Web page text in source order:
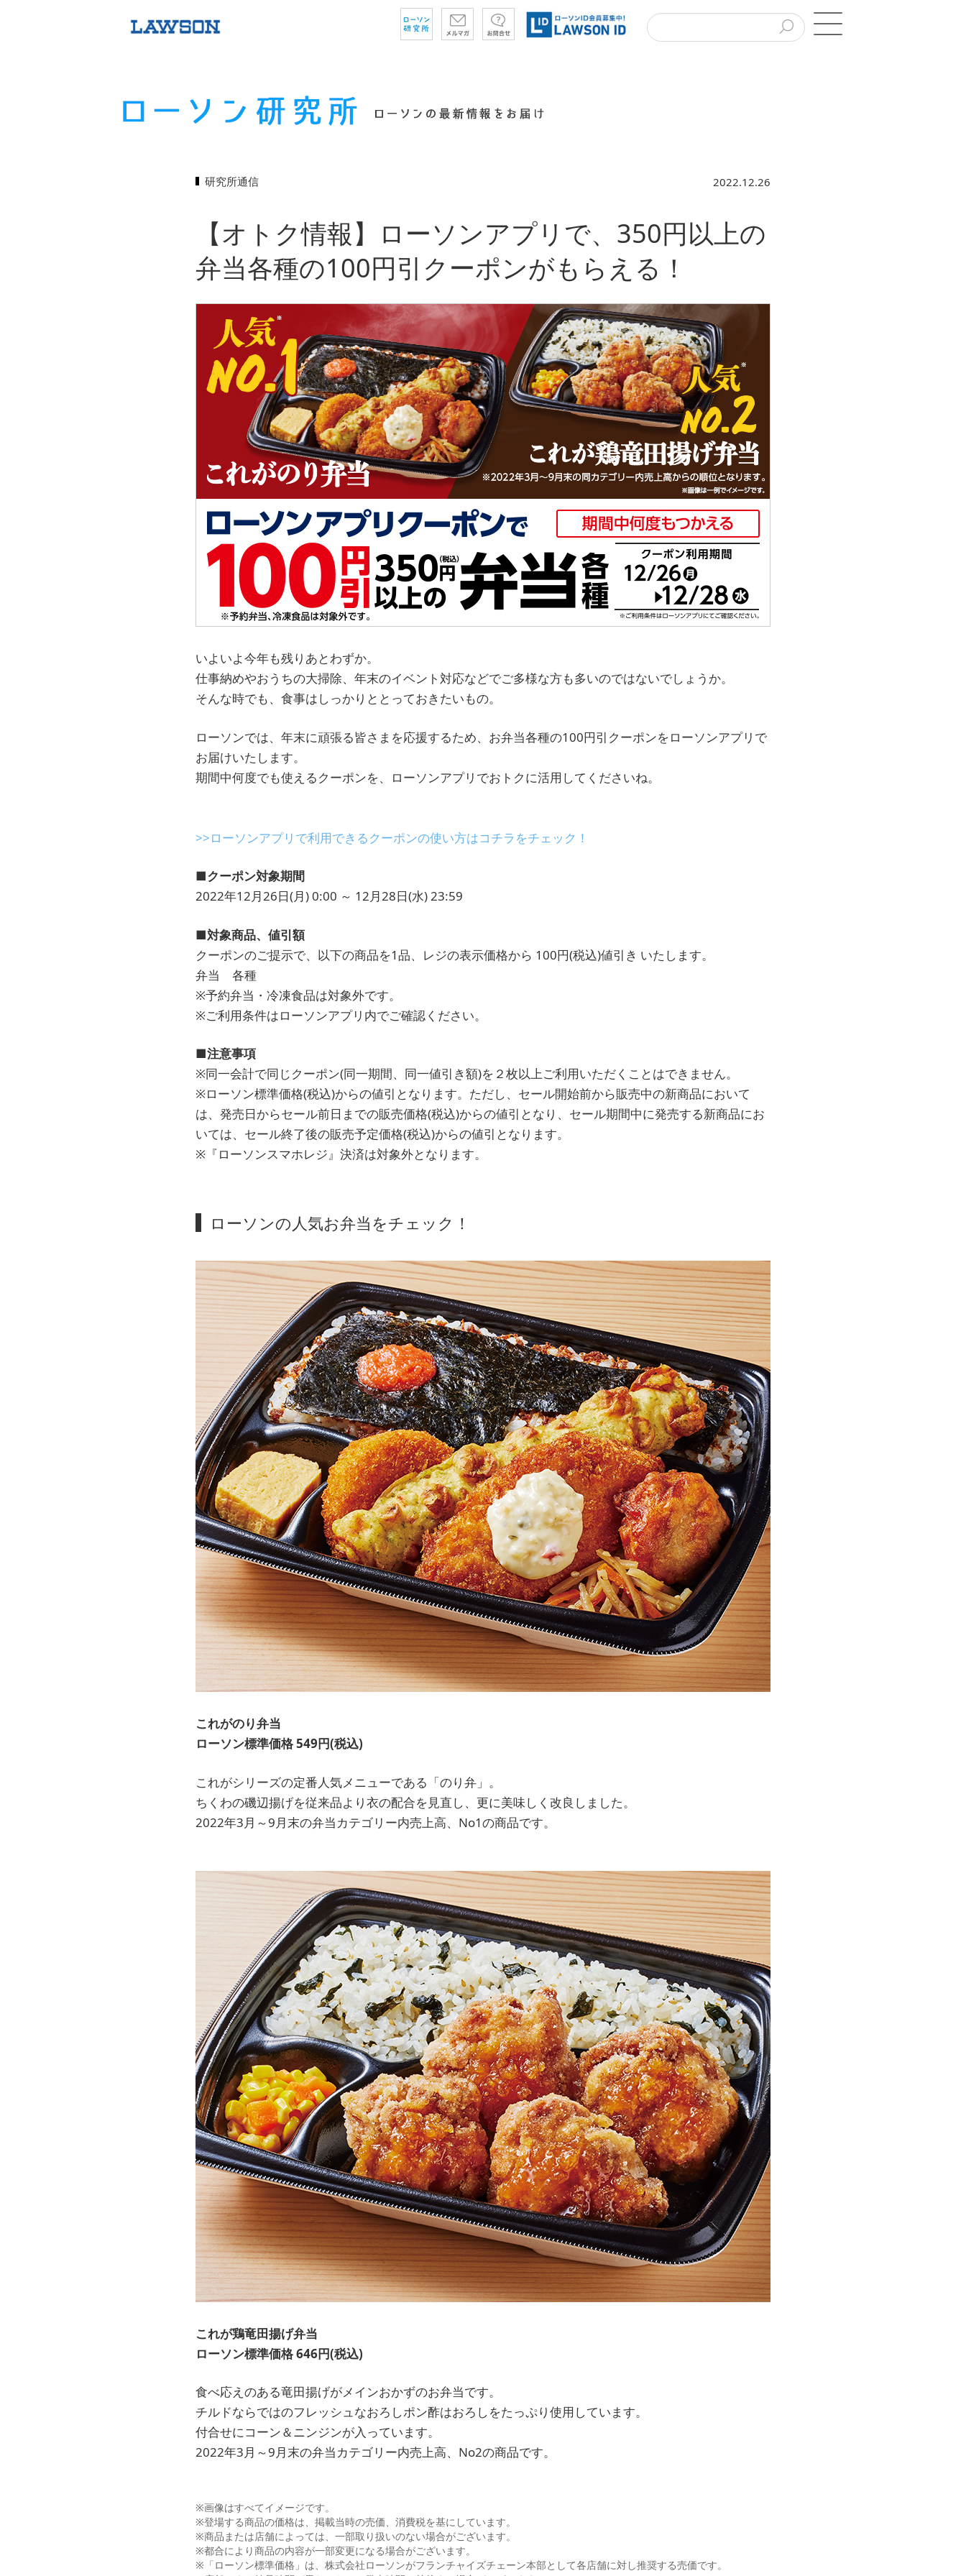
研究所通信 2022.12.26
【オトク情報】ローソンアプリで、350円以上の
弁当各種の100円引クーポンがもらえる！
いよいよ今年も残りあとわずか。
仕事納めやおうちの大掃除、年末のイベント対応などでご多様な方も多いのではないでしょうか。
そんな時でも、食事はしっかりととっておきたいもの。
ローソンでは、年末に頑張る皆さまを応援するため、お弁当各種の100円引クーポンをローソンアプリで
お届けいたします。
期間中何度でも使えるクーポンを、ローソンアプリでおトクに活用してくださいね。
>>ローソンアプリで利用できるクーポンの使い方はコチラをチェック！
■クーポン対象期間
2022年12月26日(月) 0:00 ～ 12月28日(水) 23:59
■対象商品、値引額
クーポンのご提示で、以下の商品を1品、レジの表示価格から 100円(税込)値引き いたします。
弁当 各種
※予約弁当・冷凍食品は対象外です。
※ご利用条件はローソンアプリ内でご確認ください。
■注意事項
※同一会計で同じクーポン(同一期間、同一値引き額)を２枚以上ご利用いただくことはできません。
※ローソン標準価格(税込)からの値引となります。ただし、セール開始前から販売中の新商品において
は、発売日からセール前日までの販売価格(税込)からの値引となり、セール期間中に発売する新商品にお
いては、セール終了後の販売予定価格(税込)からの値引となります。
※『ローソンスマホレジ』決済は対象外となります。
ローソンの人気お弁当をチェック！
これがのり弁当
ローソン標準価格 549円(税込)
これがシリーズの定番人気メニューである「のり弁」。
ちくわの磯辺揚げを従来品より衣の配合を見直し、更に美味しく改良しました。
2022年3月～9月末の弁当カテゴリー内売上高、No1の商品です。
これが鶏竜田揚げ弁当
ローソン標準価格 646円(税込)
食べ応えのある竜田揚げがメインおかずのお弁当です。
チルドならではのフレッシュなおろしポン酢はおろしをたっぷり使用しています。
付合せにコーン＆ニンジンが入っています。
2022年3月～9月末の弁当カテゴリー内売上高、No2の商品です。
※画像はすべてイメージです。
※登場する商品の価格は、掲載当時の売価、消費税を基にしています。
※商品または店舗によっては、一部取り扱いのない場合がございます。
※都合により商品の内容が一部変更になる場合がございます。
※「ローソン標準価格」は、株式会社ローソンがフランチャイズチェーン本部として各店舗に対し推奨する売価です。